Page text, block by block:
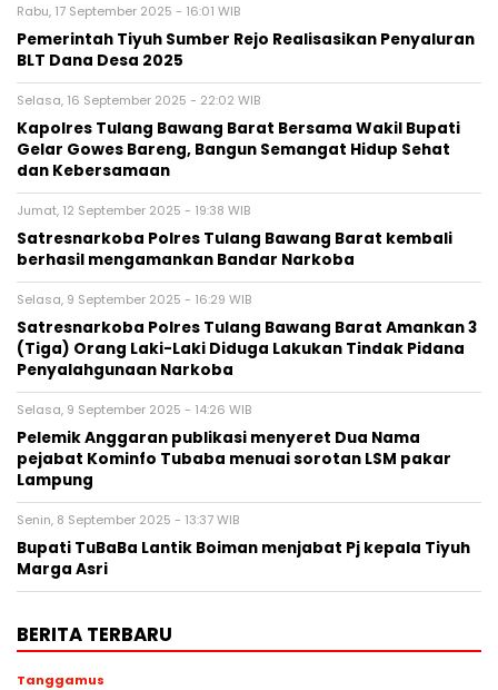
Rabu, 17 September 2025 - 16:01 WIB
Pemerintah Tiyuh Sumber Rejo Realisasikan Penyaluran
BLT Dana Desa 2025
Selasa, 16 September 2025 - 22:02 WIB
Kapolres Tulang Bawang Barat Bersama Wakil Bupati
Gelar Gowes Bareng, Bangun Semangat Hidup Sehat
dan Kebersamaan
Jumat, 12 September 2025 - 19:38 WIB
Satresnarkoba Polres Tulang Bawang Barat kembali
berhasil mengamankan Bandar Narkoba
Selasa, 9 September 2025 - 16:29 WIB
Satresnarkoba Polres Tulang Bawang Barat Amankan 3
(Tiga) Orang Laki-Laki Diduga Lakukan Tindak Pidana
Penyalahgunaan Narkoba
Selasa, 9 September 2025 - 14:26 WIB
Pelemik Anggaran publikasi menyeret Dua Nama
pejabat Kominfo Tubaba menuai sorotan LSM pakar
Lampung
Senin, 8 September 2025 - 13:37 WIB
Bupati TuBaBa Lantik Boiman menjabat Pj kepala Tiyuh
Marga Asri
BERITA TERBARU
Tanggamus